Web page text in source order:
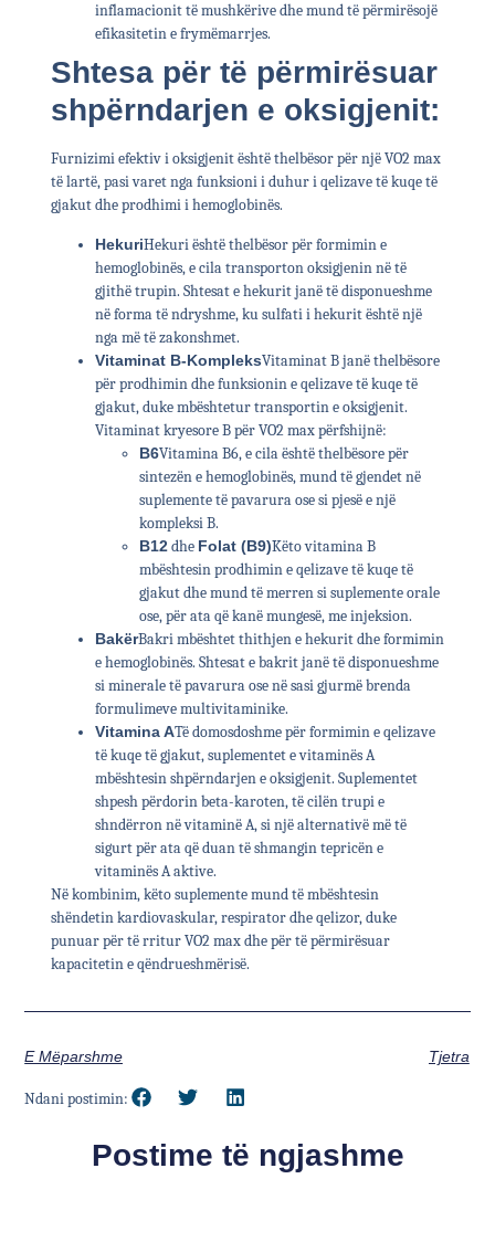
inflamacionit të mushkërive dhe mund të përmirësojë
efikasitetin e frymëmarrjes.
Shtesa për të përmirësuar
shpërndarjen e oksigjenit:
Furnizimi efektiv i oksigjenit është thelbësor për një VO2 max
të lartë, pasi varet nga funksioni i duhur i qelizave të kuqe të
gjakut dhe prodhimi i hemoglobinës.
HekuriHekuri është thelbësor për formimin e
hemoglobinës, e cila transporton oksigjenin në të
gjithë trupin. Shtesat e hekurit janë të disponueshme
në forma të ndryshme, ku sulfati i hekurit është një
nga më të zakonshmet.
Vitaminat B-KompleksVitaminat B janë thelbësore
për prodhimin dhe funksionin e qelizave të kuqe të
gjakut, duke mbështetur transportin e oksigjenit.
Vitaminat kryesore B për VO2 max përfshijnë:
B6Vitamina B6, e cila është thelbësore për
sintezën e hemoglobinës, mund të gjendet në
suplemente të pavarura ose si pjesë e një
kompleksi B.
B12dhe Folat (B9)Këto vitamina B
mbështesin prodhimin e qelizave të kuqe të
gjakut dhe mund të merren si suplemente orale
ose, për ata që kanë mungesë, me injeksion.
BakërBakri mbështet thithjen e hekurit dhe formimin
e hemoglobinës. Shtesat e bakrit janë të disponueshme
si minerale të pavarura ose në sasi gjurmë brenda
formulimeve multivitaminike.
Vitamina ATë domosdoshme për formimin e qelizave
të kuqe të gjakut, suplementet e vitaminës A
mbështesin shpërndarjen e oksigjenit. Suplementet
shpesh përdorin beta-karoten, të cilën trupi e
shndërron në vitaminë A, si një alternativë më të
sigurt për ata që duan të shmangin tepricën e
vitaminës A aktive.
Në kombinim, këto suplemente mund të mbështesin
shëndetin kardiovaskular, respirator dhe qelizor, duke
punuar për të rritur VO2 max dhe për të përmirësuar
kapacitetin e qëndrueshmërisë.
E Mëparshme Tjetra
Ndani postimin:
Postime të ngjashme